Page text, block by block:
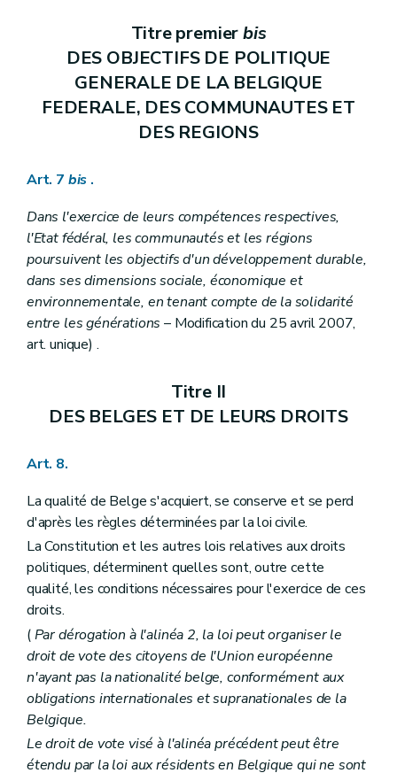
Art. 103
Art. 104
Section III Des compétences
Art. 105
Art. 106
Art. 107
Art. 108
Art. 111
Art. 113
Art. 114
Chapitre IV DES COMMUNAUTES ET DES REGIONS
Section première Des organes
Sous-section première (Des Parlements de communauté et de région
Art. 115
Art. 116
Art. 117
Sous-section II Des Gouvernements de communauté et de région
Art. 125
Art. 126
Section II
Des compétences
Sous-section première Des compétences des communautés
Art. 127
Art. 128
Art. 131
Art. 132
Art. 133
Sous-section II Des compétences des régions
Art. 134
Art. 135
Art. 136
Titre premierbis
DES OBJECTIFS DE POLITIQUE
GENERALE DE LA BELGIQUE
FEDERALE, DES COMMUNAUTES ET
DES REGIONS
Art. 7 bis .
Dans l'exercice de leurs compétences respectives,
l'Etat fédéral, les communautés et les régions
poursuivent les objectifs d'un développement durable,
dans ses dimensions sociale, économique et
environnementale, en tenant compte de la solidarité
entre les générations – Modification du 25 avril 2007,
art. unique) .
Titre II
DES BELGES ET DE LEURS DROITS
Art. 8.
La qualité de Belge s'acquiert, se conserve et se perd
d'après les règles déterminées par la loi civile.
La Constitution et les autres lois relatives aux droits
politiques, déterminent quelles sont, outre cette
qualité, les conditions nécessaires pour l'exercice de ces
droits.
(Par dérogation à l'alinéa 2, la loi peut organiser le
droit de vote des citoyens de l'Union européenne
n'ayant pas la nationalité belge, conformément aux
obligations internationales et supranationales de la
Belgique.
Le droit de vote visé à l'alinéa précédent peut être
étendu par la loi aux résidents en Belgique qui ne sont